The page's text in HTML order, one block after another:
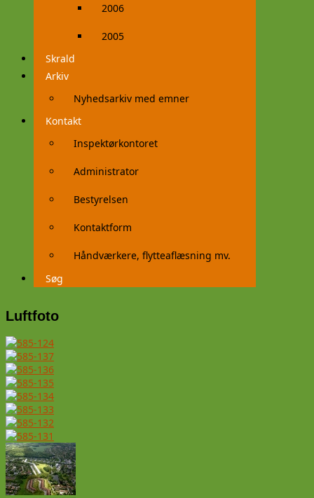
2006
2005
Skrald
Arkiv
Nyhedsarkiv med emner
Kontakt
Inspektørkontoret
Administrator
Bestyrelsen
Kontaktform
Håndværkere, flytteaflæsning mv.
Søg
Luftfoto